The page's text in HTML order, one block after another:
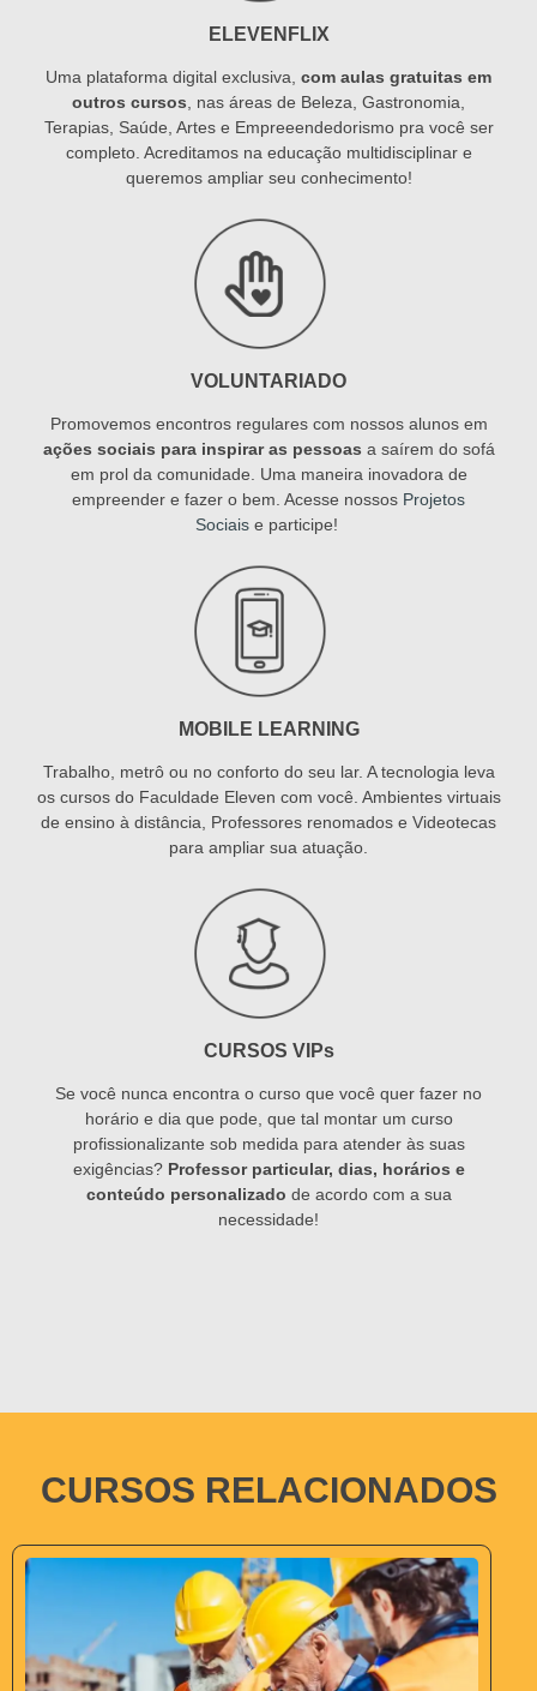
ELEVENFLIX
Uma plataforma digital exclusiva, com aulas gratuitas em
outros cursos , nas áreas de Beleza, Gastronomia,
Terapias, Saúde, Artes e Empreeendedorismo pra você ser
completo. Acreditamos na educação multidisciplinar e
queremos ampliar seu conhecimento!
VOLUNTARIADO
Promovemos encontros regulares com nossos alunos em
ações sociais para inspirar as pessoas a saírem do sofá
em prol da comunidade. Uma maneira inovadora de
empreender e fazer o bem. Acesse nossos Projetos
Sociaise participe!
MOBILE LEARNING
Trabalho, metrô ou no conforto do seu lar. A tecnologia leva
os cursos do Faculdade Eleven com você. Ambientes virtuais
de ensino à distância, Professores renomados e Videotecas
para ampliar sua atuação.
CURSOS VIPs
Se você nunca encontra o curso que você quer fazer no
horário e dia que pode, que tal montar um curso
profissionalizante sob medida para atender às suas
exigências? Professor particular, dias, horários e
conteúdo personalizado de acordo com a sua
necessidade!
CURSOS RELACIONADOS